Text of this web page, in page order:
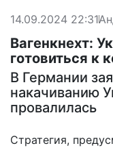
14.09.2024 22:31
Вагенкнехт:
готовиться к
В Германии
накачиванию
провалилась
Стратегия,